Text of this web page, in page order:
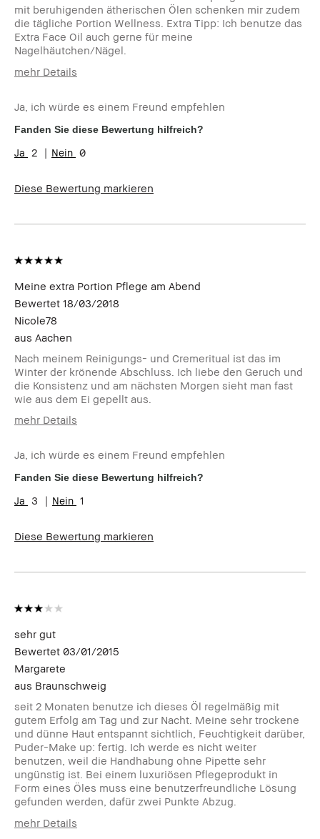
mit beruhigenden ätherischen Ölen schenken mir zudem
die tägliche Portion Wellness. Extra Tipp: Ich benutze das
Extra Face Oil auch gerne für meine
Nagelhäutchen/Nägel.
mehr Details
Hauttyp
Trocken
Hautton
Sehr hell - Hell
Hautbedürfnis(se)
Ja, ich würde es einem Freund empfehlen
Fanden Sie diese Bewertung hilfreich?
2 0
Diese Bewertung markieren
Meine extra Portion Pflege am Abend
Bewertet 18/03/2018
Nicole78
aus Aachen
Nach meinem Reinigungs- und Cremeritual ist das im
Winter der krönende Abschluss. Ich liebe den Geruch und
die Konsistenz und am nächsten Morgen sieht man fast
wie aus dem Ei gepellt aus.
mehr Details
Hauttyp
Normal
Hautton
Hell - Mittel
Hautbedürfnis(se)
Ja, ich würde es einem Freund empfehlen
Fanden Sie diese Bewertung hilfreich?
3 1
Diese Bewertung markieren
sehr gut
Bewertet 03/01/2015
Margarete
aus Braunschweig
seit 2 Monaten benutze ich dieses Öl regelmäßig mit
gutem Erfolg am Tag und zur Nacht. Meine sehr trockene
und dünne Haut entspannt sichtlich, Feuchtigkeit darüber,
Puder-Make up: fertig. Ich werde es nicht weiter
benutzen, weil die Handhabung ohne Pipette sehr
ungünstig ist. Bei einem luxuriösen Pflegeprodukt in
Form eines Öles muss eine benutzerfreundliche Lösung
gefunden werden, dafür zwei Punkte Abzug.
mehr Details